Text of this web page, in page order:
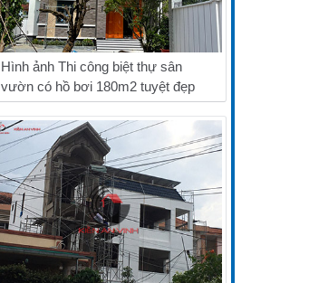
Hình ảnh Thi công biệt thự sân
vườn có hồ bơi 180m2 tuyệt đẹp